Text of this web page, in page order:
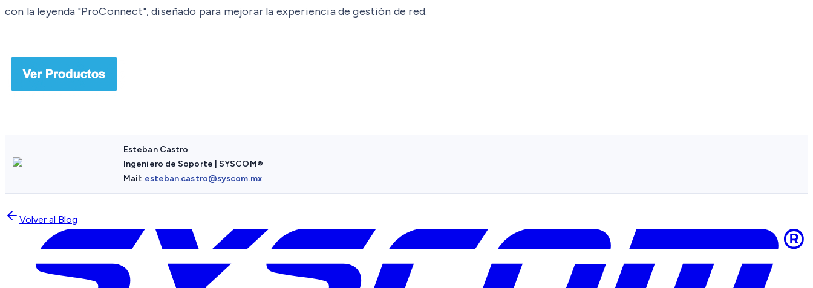
con la leyenda "ProConnect", diseñado para mejorar la experiencia de gestión de red.
Esteban Castro
Ingeniero de Soporte | SYSCOM®
Mail: esteban.castro@syscom.mx
Volver al Blog